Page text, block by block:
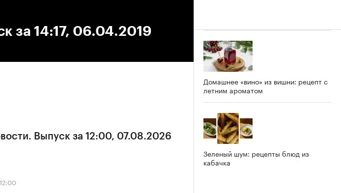
за 14:17, 06.04.2019
Выпуск за 12:00, 07.08.2026
12:00
Домашнее «вино» из вишни: рецепт с
летним ароматом
Зеленый шум: рецепты блюд из
кабачка